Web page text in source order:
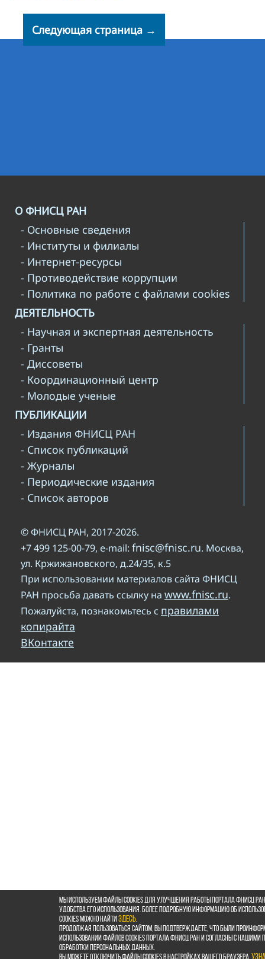
Следующая страница →
О ФНИСЦ РАН
- Основные сведения
- Институты и филиалы
- Интернет-ресурсы
- Противодействие коррупции
- Политика по работе с файлами cookies
ДЕЯТЕЛЬНОСТЬ
- Научная и экспертная деятельность
- Гранты
- Диссоветы
- Координационный центр
- Молодые ученые
ПУБЛИКАЦИИ
- Издания ФНИСЦ РАН
- Список публикаций
- Журналы
- Периодические издания
- Список авторов
© ФНИСЦ РАН, 2017-2026.
+7 499 125-00-79, e-mail: fnisc@fnisc.ru. Москва,
ул. Кржижановского, д.24/35, к.5
При использовании материалов сайта ФНИСЦ
РАН просьба давать ссылку на www.fnisc.ru.
Пожалуйста, познакомьтесь с правилами
копирайта
ВКонтакте
Мы используем файлы cookies для улучшения работы портала ФНИСЦ
удобства его использования. Более подробную информацию об
cookies можно найтиздесь.
Продолжая пользоваться сайтом, Вы подтверждаете, что были
использовании файлов cookies портала ФНИСЦ РАН и согласны с нашими
обработки персональных данных.